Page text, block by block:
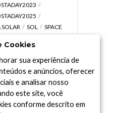
SOL
SPACE
Cookies
sua experiência de
e anúncios, oferecer
e analisar nosso
este site, você
conforme descrito em